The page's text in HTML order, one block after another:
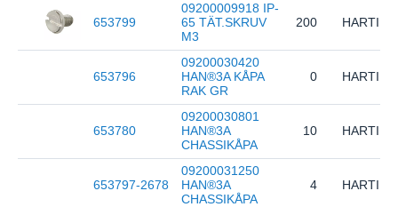
653799
09200009918 IP-
65 TÄT.SKRUV
M3
200 HARTING
653796
09200030420
HAN®3A KÅPA
RAK GR
0 HARTING
653780
09200030801
HAN®3A
CHASSIKÅPA
10 HARTING
653797-2678
09200031250
HAN®3A
CHASSIKÅPA
4 HARTING